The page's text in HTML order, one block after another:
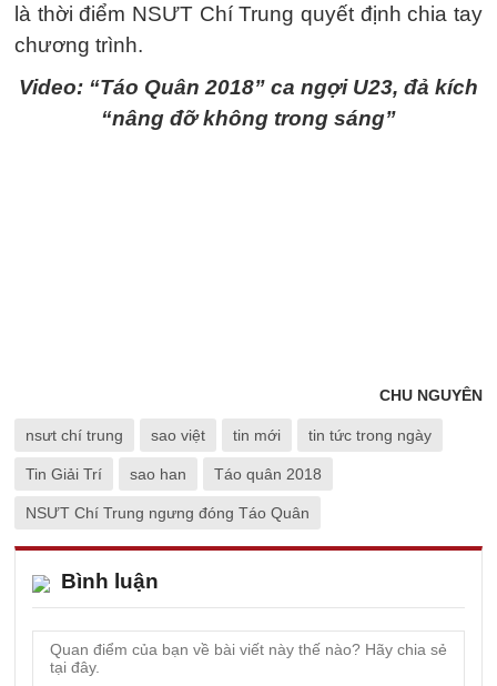
là thời điểm NSƯT Chí Trung quyết định chia tay
chương trình.
Video: “Táo Quân 2018” ca ngợi U23, đả kích
“nâng đỡ không trong sáng”
CHU NGUYÊN
nsưt chí trung sao việt tin mới tin tức trong ngày
Tin Giải Trí sao han Táo quân 2018
NSƯT Chí Trung ngưng đóng Táo Quân
Bình luận